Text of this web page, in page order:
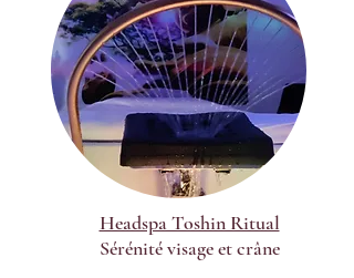
Headspa Toshin Ritual
Sérénité visage et crâne